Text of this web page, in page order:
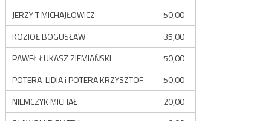
JERZY T MICHAJŁOWICZ
50,00
KOZIOŁ BOGUSŁAW
35,00
PAWEŁ ŁUKASZ ZIEMIAŃSKI
50,00
POTERA LIDIA i POTERA KRZYSZTOF
50,00
NIEMCZYK MICHAŁ
20,00